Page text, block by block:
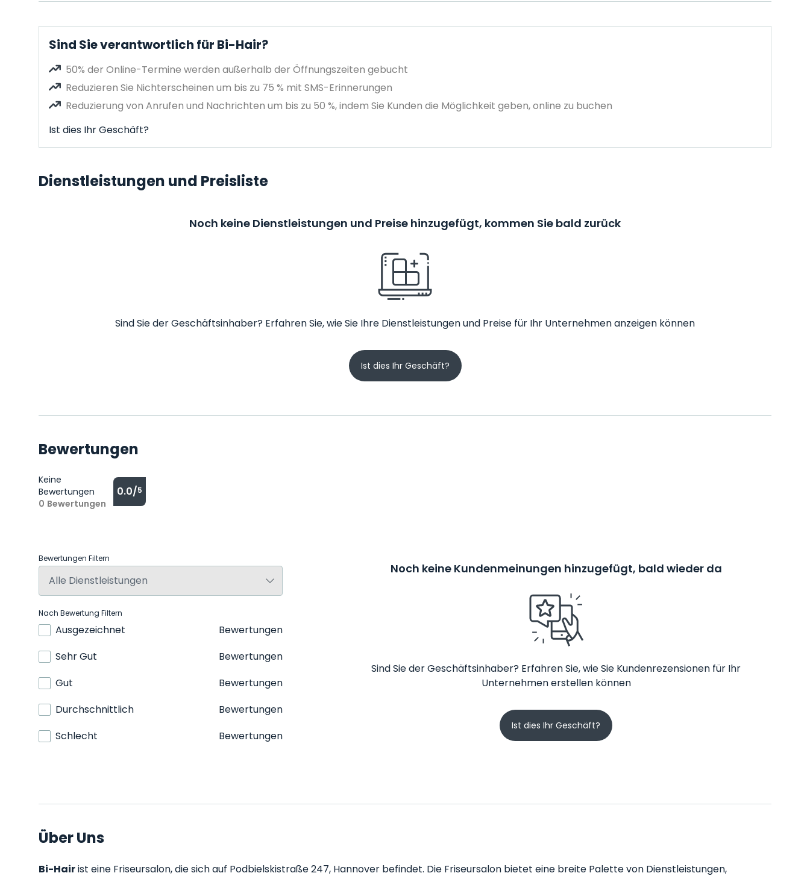
Sind Sie verantwortlich für Bi-Hair?
50% der Online-Termine werden außerhalb der Öffnungszeiten gebucht
Reduzieren Sie Nichterscheinen um bis zu 75 % mit SMS-Erinnerungen
Reduzierung von Anrufen und Nachrichten um bis zu 50 %, indem Sie Kunden die Möglichkeit geben, online zu buchen
Ist dies Ihr Geschäft?
Dienstleistungen und Preisliste
Noch keine Dienstleistungen und Preise hinzugefügt, kommen Sie bald zurück
Sind Sie der Geschäftsinhaber? Erfahren Sie, wie Sie Ihre Dienstleistungen und Preise für Ihr Unternehmen anzeigen können
Ist dies Ihr Geschäft?
Bewertungen
Keine
Bewertungen
0 Bewertungen
0.0/5
Bewertungen Filtern
Nach Bewertung Filtern
Ausgezeichnet
Bewertungen
Sehr Gut
Bewertungen
Gut
Bewertungen
Durchschnittlich
Bewertungen
Schlecht
Bewertungen
Noch keine Kundenmeinungen hinzugefügt, bald wieder da
Sind Sie der Geschäftsinhaber? Erfahren Sie, wie Sie Kundenrezensionen für Ihr
Unternehmen erstellen können
Ist dies Ihr Geschäft?
Über Uns
Bi-Hairist eine Friseursalon, die sich auf Podbielskistraße 247, Hannover befindet. Die Friseursalon bietet eine breite Palette von Dienstleistungen,